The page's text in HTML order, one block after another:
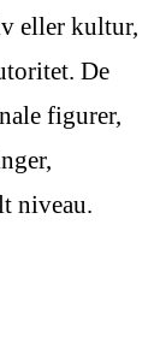
eller kultur,
De
figurer,
niveau.